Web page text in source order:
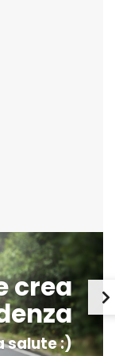
crea
salute :)